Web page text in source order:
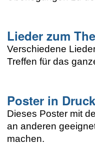
Lieder zum
Verschiedene
Treffen für das
Poster in
Dieses Poster mit
an anderen
machen.